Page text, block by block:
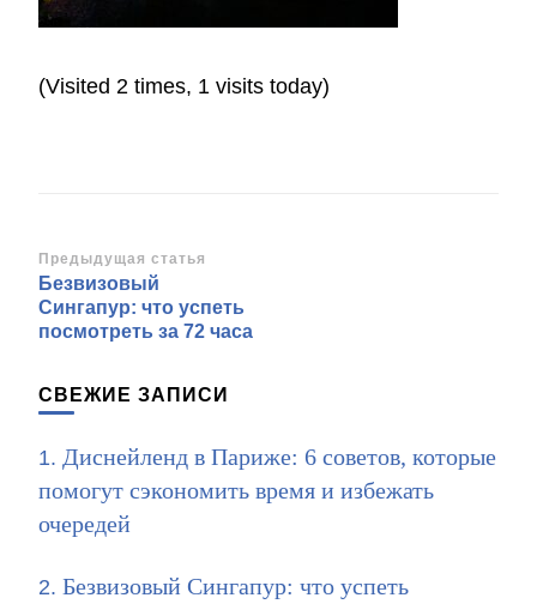
(Visited 2 times, 1 visits today)
Навигация
по
записям
Предыдущая статья
Безвизовый
Сингапур: что успеть
посмотреть за 72 часа
СВЕЖИЕ ЗАПИСИ
Диснейленд в Париже: 6 советов, которые
помогут сэкономить время и избежать
очередей
Безвизовый Сингапур: что успеть